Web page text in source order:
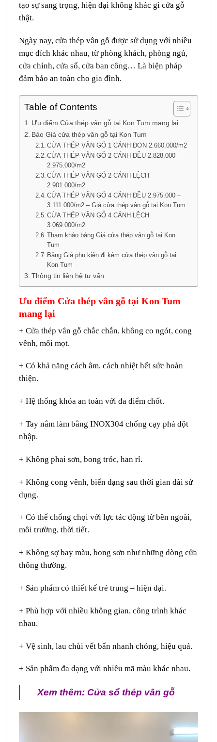
tạo sự sang trọng, hiện đại không khác gì cửa gỗ
thật.
Ngày nay, cửa thép vân gỗ được sử dụng với nhiều
mục đích khác nhau, từ phòng khách, phòng ngủ,
cửa chính, cửa sổ, cửa ban công… Là biện pháp
đảm bảo an toàn cho gia đình.
Table of Contents
Ưu điểm Cửa thép vân gỗ tại Kon Tum mang lại
Báo Giá cửa thép vân gỗ tại Kon Tum
CỬA THÉP VÂN GỖ 1 CÁNH ĐƠN 2.660.000/m2
CỬA THÉP VÂN GỖ 2 CÁNH ĐỀU 2.828.000 –
2.975.000/m2
CỬA THÉP VÂN GỖ 2 CÁNH LỆCH
2.901.000/m2
CỬA THÉP VÂN GỖ 4 CÁNH ĐỀU 2.975.000 –
3.111.000/m2 – Giá cửa thép vân gỗ tại Kon Tum
CỬA THÉP VÂN GỖ 4 CÁNH LỆCH
3.069.000/m2
Tham khảo bảng Giá cửa thép vân gỗ tại Kon
Tum
Bảng Giá phụ kiện đi kèm cửa thép vân gỗ tại
Kon Tum
Thông tin liên hệ tư vấn
Ưu điểm Cửa thép vân gỗ tại Kon Tum
mang lại
+ Cửa thép vân gỗ chắc chắn, không co ngót, cong
vênh, mối mọt.
+ Có khả năng cách âm, cách nhiệt hết sức hoàn
thiện.
+ Hệ thống khóa an toàn với đa điểm chốt.
+ Tay nắm làm bằng INOX304 chống cạy phá đột
nhập.
+ Không phai sơn, bong tróc, han rỉ.
+ Không cong vênh, biến dạng sau thời gian dài sử
dụng.
+ Có thể chống chọi với lực tác động từ bên ngoài,
môi trường, thời tiết.
+ Không sợ bay màu, bong sơn như những dòng cửa
thông thường.
+ Sản phẩm có thiết kế trẻ trung – hiện đại.
+ Phù hợp với nhiều không gian, công trình khác
nhau.
+ Vệ sinh, lau chùi vết bẩn nhanh chóng, hiệu quả.
+ Sản phẩm đa dạng với nhiều mã màu khác nhau.
Xem thêm: Cửa sổ thép vân gỗ